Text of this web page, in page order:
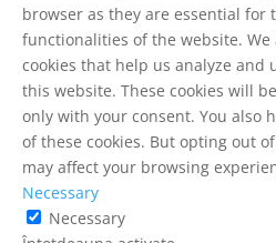
browser as they are essential for
functionalities of the website.
cookies that help us analyze and
this website. These cookies will
only with your consent. You also
of these cookies. But opting out
may affect your browsing
Necessary
Necessary